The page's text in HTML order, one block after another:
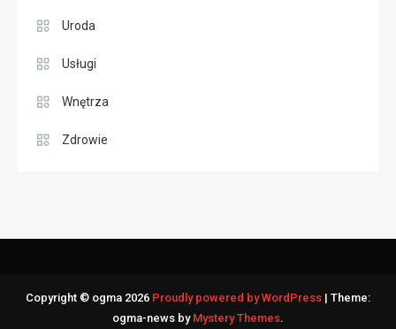
Uroda
Usługi
Wnętrza
Zdrowie
Copyright © ogma 2026 Proudly powered by WordPress | Theme:
ogma-news by Mystery Themes.